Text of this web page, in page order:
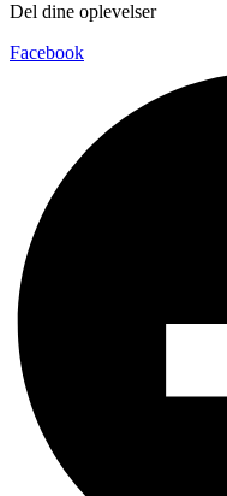
Del dine oplevelser
Facebook